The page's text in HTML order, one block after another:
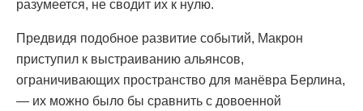
разумеется, не сводит их к нулю.
Предвидя подобное развитие событий, Макрон
приступил к выстраиванию альянсов,
ограничивающих пространство для манёвра Берлина,
— их можно было бы сравнить с довоенной